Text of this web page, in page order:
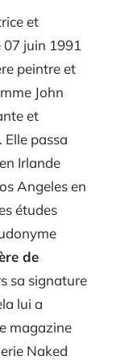
et
juin 1991
peintre et
John
et
passa
Irlande
Angeles en
études
de
sa signature
lui a
magazine
Naked